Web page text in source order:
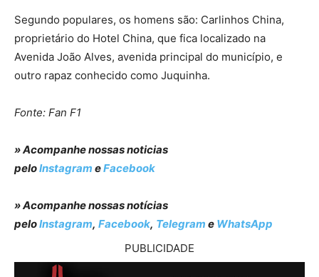
Segundo populares, os homens são: Carlinhos China,
proprietário do Hotel China, que fica localizado na
Avenida João Alves, avenida principal do município, e
outro rapaz conhecido como Juquinha.
Fonte: Fan F1
» Acompanhe nossas noticias
peloInstagram eFacebook
» Acompanhe nossas notícias
peloInstagram, Facebook, Telegram e WhatsApp
PUBLICIDADE